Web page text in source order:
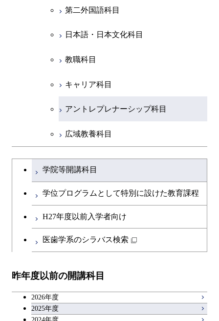
人間医療科学技術コース
人間医療科学技術コース
エネルギー・情報コース
人間医療科学技術コース
物質・情報卓越コース
人間医療科学技術コース
物質・情報卓越コース
エンジニアリングデザイン
地球環境共創コース
エネルギーコース
エンジニアリングデザイン
社会・人間科学系
社会・人間科学コース
イノベーション科学系
人間医療科学技術コース
技術経営専門職学位課程
技術経営専門職学位課程
第二外国語科目
日本語・日本文化科目
教職科目
キャリア科目
アントレプレナーシップ科目
広域教養科目
大学院課程を切り替える
学院等開講科目
学位プログラムとして特別に設けた教育課程
H27年度以前入学者向け
医歯学系のシラバス検索
昨年度以前の開講科目
2026年度
2025年度